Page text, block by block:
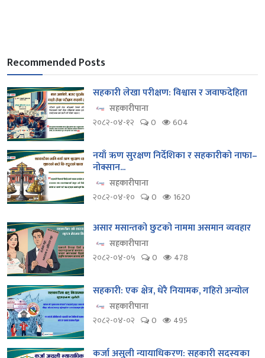
Recommended Posts
सहकारी लेखा परीक्षण: विश्वास र जवाफदेहिता
सहकारीपाना
२०८२-०४-१२
0 604
नयाँ ऋण सुरक्षण निर्देशिका र सहकारीको नाफा–
नोक्सान...
सहकारीपाना
२०८२-०४-१०
0 1620
असार मसान्तको छुटको नाममा असमान व्यवहार
सहकारीपाना
२०८२-०४-०५
0 478
सहकारी: एक क्षेत्र, धेरै नियामक, गहिरो अन्योल
सहकारीपाना
२०८२-०४-०२
0 495
कर्जा असुली न्यायाधिकरण: सहकारी सदस्यका